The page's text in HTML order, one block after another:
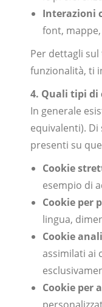
Interazioni
font,
Per dettagli
funzionalità, ti
4. Quali tipi di
In generale
equivalenti).
presenti su
Cookie
esempio di
Cookie per
lingua,
Cookie
assimilati ai
Cookie per